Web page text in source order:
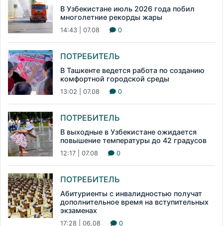
В Узбекистане июль 2026 года побил
многолетние рекорды жары
14:43 | 07.08 0
ПОТРЕБИТЕЛЬ
В Ташкенте ведется работа по созданию
комфортной городской среды
13:02 | 07.08 0
ПОТРЕБИТЕЛЬ
В выходные в Узбекистане ожидается
повышение температуры до 42 градусов
12:17 | 07.08 0
ПОТРЕБИТЕЛЬ
Абитуриенты с инвалидностью получат
дополнительное время на вступительных
экзаменах
17:28 | 06.08 0